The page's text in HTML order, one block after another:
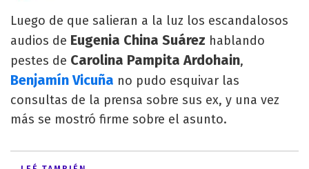
Luego de que salieran a la luz los escandalosos
audios de Eugenia China Suárez hablando
pestes de Carolina Pampita Ardohain,
Benjamín Vicuña no pudo esquivar las
consultas de la prensa sobre sus ex, y una vez
más se mostró firme sobre el asunto.